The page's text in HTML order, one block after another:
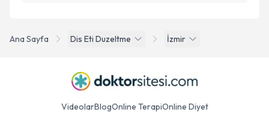
Ana Sayfa Dis Eti Duzeltme İzmir
VideolarBlogOnline TerapiOnline Diyet